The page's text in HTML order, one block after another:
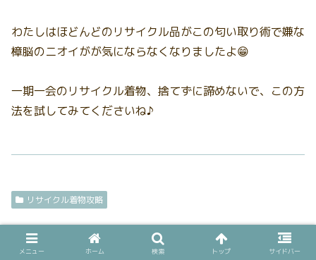
わたしはほどんどのリサイクル品がこの匂い取り術で嫌な
樟脳のニオイがが気にならなくなりましたよ😁
一期一会のリサイクル着物、捨てずに諦めないで、この方
法を試してみてくださいね♪
リサイクル着物攻略
スポンサーリンク
メニュー ホーム 検索 トップ サイドバー